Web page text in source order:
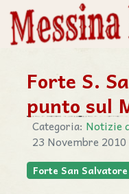
Forte S.
punto sul
Categoria: Notizie
23 Novembre 2010
Forte San Salvatore